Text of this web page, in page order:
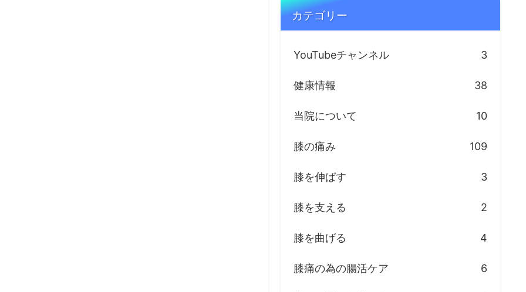
カテゴリー
YouTubeチャンネル 3
健康情報 38
当院について 10
膝の痛み 109
膝を伸ばす 3
膝を支える 2
膝を曲げる 4
膝痛の為の腸活ケア 6